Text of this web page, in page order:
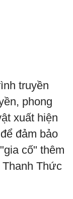
truyền
phong
xuất hiện
đảm bảo
cố" thêm
Thức